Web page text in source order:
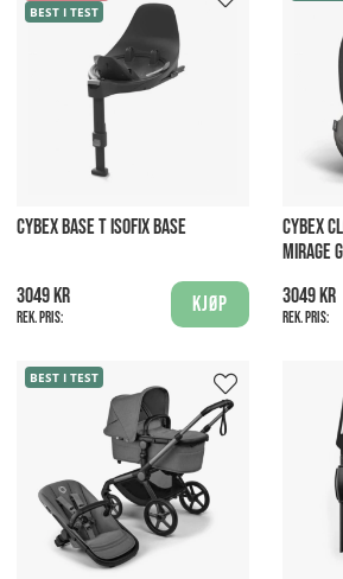
BEST I TEST
CYBEX BASE T ISOFIX BASE
3049 kr
Rek. pris:
Kjøp
CYBEX
MIRAGE
3049 kr
Rek. pris:
BEST I TEST